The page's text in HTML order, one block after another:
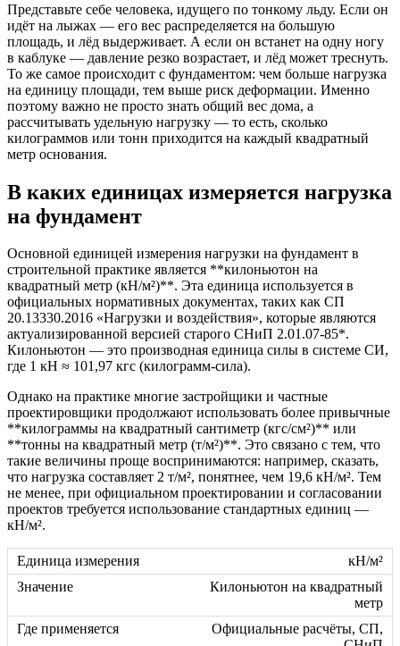
Представьте себе человека, идущего по тонкому льду. Если он
идёт на лыжах — его вес распределяется на большую
площадь, и лёд выдерживает. А если он встанет на одну ногу
в каблуке — давление резко возрастает, и лёд может треснуть.
То же самое происходит с фундаментом: чем больше нагрузка
на единицу площади, тем выше риск деформации. Именно
поэтому важно не просто знать общий вес дома, а
рассчитывать удельную нагрузку — то есть, сколько
килограммов или тонн приходится на каждый квадратный
метр основания.
В каких единицах измеряется нагрузка
на фундамент
Основной единицей измерения нагрузки на фундамент в
строительной практике является **килоньютон на
квадратный метр (кН/м²)**. Эта единица используется в
официальных нормативных документах, таких как СП
20.13330.2016 «Нагрузки и воздействия», которые являются
актуализированной версией старого СНиП 2.01.07-85*.
Килоньютон — это производная единица силы в системе СИ,
где 1 кН ≈ 101,97 кгс (килограмм-сила).
Однако на практике многие застройщики и частные
проектировщики продолжают использовать более привычные
**килограммы на квадратный сантиметр (кгс/см²)** или
**тонны на квадратный метр (т/м²)**. Это связано с тем, что
такие величины проще воспринимаются: например, сказать,
что нагрузка составляет 2 т/м², понятнее, чем 19,6 кН/м². Тем
не менее, при официальном проектировании и согласовании
проектов требуется использование стандартных единиц —
кН/м².
кН/м²
Килоньютон на квадратный
метр
Официальные расчёты, СП,